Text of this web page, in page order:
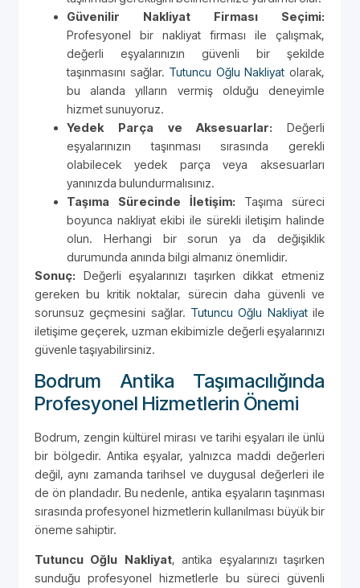
Güvenilir Nakliyat Firması Seçimi:
Profesyonel bir nakliyat firması ile çalışmak,
değerli eşyalarınızın güvenli bir şekilde
taşınmasını sağlar. Tutuncu Oğlu Nakliyat olarak,
bu alanda yılların vermiş olduğu deneyimle
hizmet sunuyoruz.
Yedek Parça ve Aksesuarlar: Değerli
eşyalarınızın taşınması sırasında gerekli
olabilecek yedek parça veya aksesuarları
yanınızda bulundurmalısınız.
Taşıma Sürecinde İletişim: Taşıma süreci
boyunca nakliyat ekibi ile sürekli iletişim halinde
olun. Herhangi bir sorun ya da değişiklik
durumunda anında bilgi almanız önemlidir.
Sonuç: Değerli eşyalarınızı taşırken dikkat etmeniz
gereken bu kritik noktalar, sürecin daha güvenli ve
sorunsuz geçmesini sağlar. Tutuncu Oğlu Nakliyatile
iletişime geçerek, uzman ekibimizle değerli eşyalarınızı
güvenle taşıyabilirsiniz.
Bodrum Antika Taşımacılığında
Profesyonel Hizmetlerin Önemi
Bodrum, zengin kültürel mirası ve tarihi eşyaları ile ünlü
bir bölgedir. Antika eşyalar, yalnızca maddi değerleri
değil, aynı zamanda tarihsel ve duygusal değerleri ile
de ön plandadır. Bu nedenle, antika eşyaların taşınması
sırasında profesyonel hizmetlerin kullanılması büyük bir
öneme sahiptir.
Tutuncu Oğlu Nakliyat, antika eşyalarınızı taşırken
sunduğu profesyonel hizmetlerle bu süreci güvenli